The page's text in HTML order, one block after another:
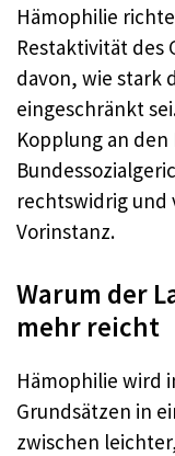
Hämophilie
Restaktivität des
davon, wie stark
eingeschränkt
Kopplung an
rechtswidrig und
Vorinstanz.
Warum der
mehr reicht
Hämophilie wird
Grundsätzen in
zwischen